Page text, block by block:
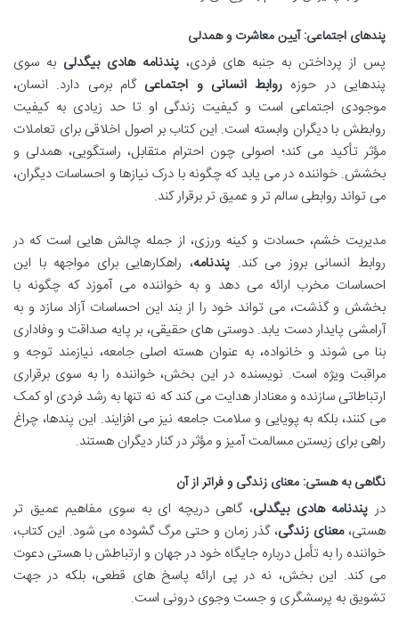
پندهای اجتماعی: آیین معاشرت و همدلی
پس از پرداختن به جنبه های فردی،پندنامه هادی بیگدلی به سوی
پندهایی در حوزه روابط انسانی و اجتماعی گام برمی دارد. انسان،
موجودی اجتماعی است و کیفیت زندگی او تا حد زیادی به کیفیت
روابطش با دیگران وابسته است. این کتاب بر اصول اخلاقی برای تعاملات
مؤثر تأکید می کند؛ اصولی چون احترام متقابل، راستگویی، همدلی و
بخشش. خواننده در می یابد که چگونه با درک نیازها و احساسات دیگران،
می تواند روابطی سالم تر و عمیق تر برقرار کند.
مدیریت خشم، حسادت و کینه ورزی، از جمله چالش هایی است که در
روابط انسانی بروز می کند. پندنامه، راهکارهایی برای مواجهه با این
احساسات مخرب ارائه می دهد و به خواننده می آموزد که چگونه با
بخشش و گذشت، می تواند خود را از بند این احساسات آزاد سازد و به
آرامشی پایدار دست یابد. دوستی های حقیقی، بر پایه صداقت و وفاداری
بنا می شوند و خانواده، به عنوان هسته اصلی جامعه، نیازمند توجه و
مراقبت ویژه است. نویسنده در این بخش، خواننده را به سوی برقراری
ارتباطاتی سازنده و معنادار هدایت می کند که نه تنها به رشد فردی او کمک
می کنند، بلکه به پویایی و سلامت جامعه نیز می افزایند. این پندها، چراغ
راهی برای زیستن مسالمت آمیز و مؤثر در کنار دیگران هستند.
نگاهی به هستی: معنای زندگی و فراتر از آن
در پندنامه هادی بیگدلی، گاهی دریچه ای به سوی مفاهیم عمیق تر
هستی،معنای زندگی، گذر زمان و حتی مرگ گشوده می شود. این کتاب،
خواننده را به تأمل درباره جایگاه خود در جهان و ارتباطش با هستی دعوت
می کند. این بخش، نه در پی ارائه پاسخ های قطعی، بلکه در جهت
تشویق به پرسشگری و جست وجوی درونی است.